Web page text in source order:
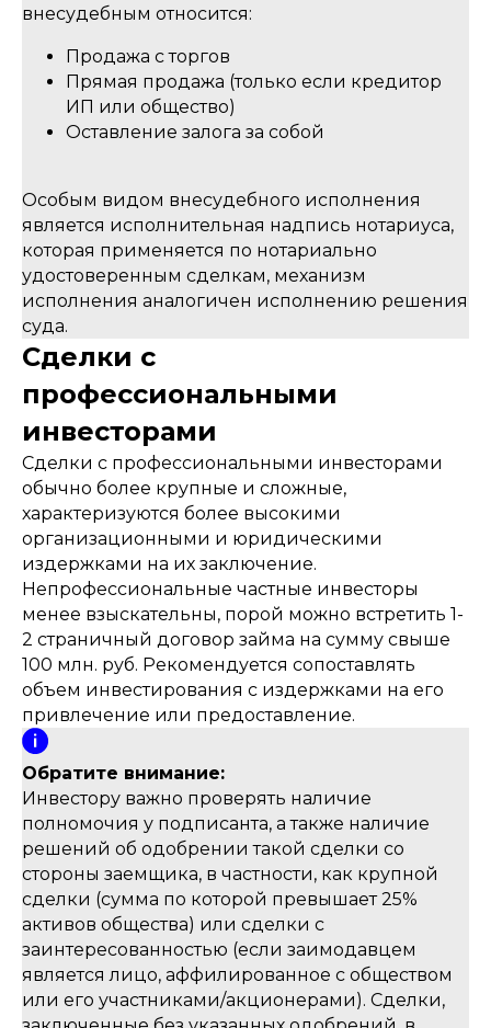
внесудебным относится:
Продажа с торгов
Прямая продажа (только если кредитор
ИП или общество)
Оставление залога за собой
Особым видом внесудебного исполнения
является исполнительная надпись нотариуса,
которая применяется по нотариально
удостоверенным сделкам, механизм
исполнения аналогичен исполнению решения
суда.
Сделки с
профессиональными
инвесторами
Сделки с профессиональными инвесторами
обычно более крупные и сложные,
характеризуются более высокими
организационными и юридическими
издержками на их заключение.
Непрофессиональные частные инвесторы
менее взыскательны, порой можно встретить 1-
2 страничный договор займа на сумму свыше
100 млн. руб. Рекомендуется сопоставлять
объем инвестирования с издержками на его
привлечение или предоставление.
Обратите внимание:
Инвестору важно проверять наличие
полномочия у подписанта, а также наличие
решений об одобрении такой сделки со
стороны заемщика, в частности, как крупной
сделки (сумма по которой превышает 25%
активов общества) или сделки с
заинтересованностью (если заимодавцем
является лицо, аффилированное с обществом
или его участниками/акционерами). Сделки,